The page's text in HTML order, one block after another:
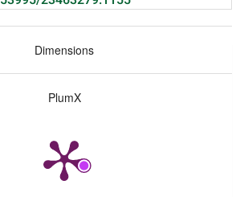
Dimensions
PlumX